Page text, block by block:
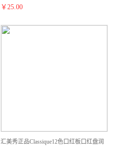
货
￥ 25.00
汇美秀正品Classique12色口红板口红盘润